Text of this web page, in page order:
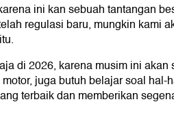
ini kan sebuah tantangan
regulasi baru, mungkin kami
di 2026, karena musim ini akan
juga butuh belajar soal hal-
terbaik dan memberikan